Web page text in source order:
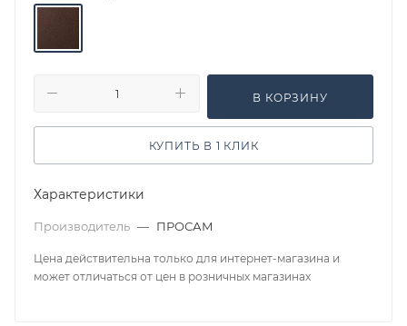
В КОРЗИНУ
КУПИТЬ В 1 КЛИК
Характеристики
Производитель — ПРОСАМ
Цена действительна только для интернет-магазина и
может отличаться от цен в розничных магазинах